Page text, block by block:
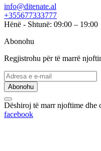
info@ditenate.al
+355677333777
Hënë - Shtunë: 09:00 – 19:00
Abonohu
Regjistrohu për të marrë
Abonohu
Dëshiroj të marr njoftime dhe
facebook